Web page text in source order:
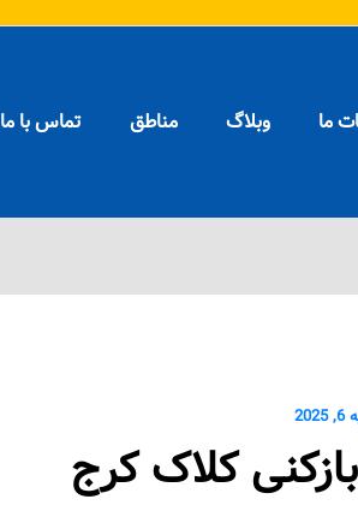
ما وبلاگ مناطق تماس با ما
کلاک کرج